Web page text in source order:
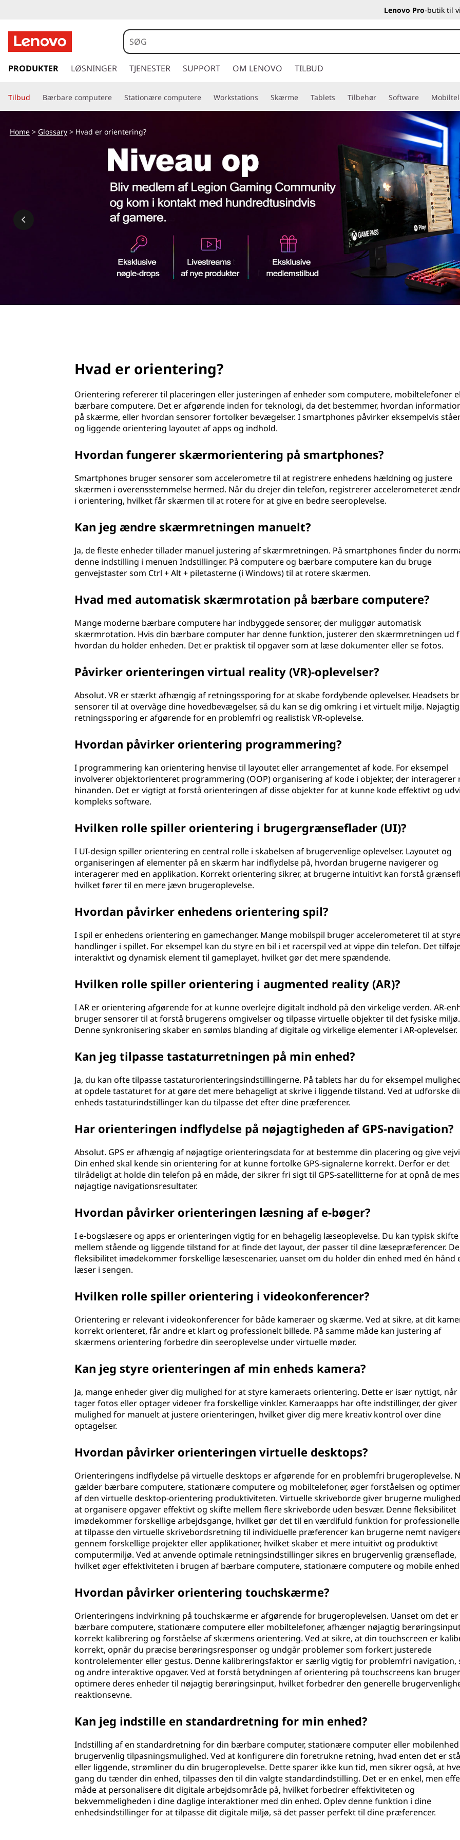
v
a
d
e
Lenovo Pro-butik til
p
n
g
i
PRODUKTER LØSNINGER TJENESTER SUPPORT OM LENOVO TILBUD
Tilbud Bærbare computere Stationære computere Workstations Skærme Tablets Tilbehør Software
Home> Glossary> Hvad er orientering?
Hvad er orientering?
Orientering refererer til placeringen eller justeringen af enheder som computere, mobiltelefoner
bærbare computere. Det er afgørende inden for teknologi, da det bestemmer, hvordan
på skærme, eller hvordan sensorer fortolker bevægelser. I smartphones påvirker eksempelvis
og liggende orientering layoutet af apps og indhold.
Hvordan fungerer skærmorientering på smartphones?
Smartphones bruger sensorer som accelerometre til at registrere enhedens hældning og justere
skærmen i overensstemmelse hermed. Når du drejer din telefon, registrerer accelerometeret
i orientering, hvilket får skærmen til at rotere for at give en bedre seeroplevelse.
Kan jeg ændre skærmretningen manuelt?
Ja, de fleste enheder tillader manuel justering af skærmretningen. På smartphones finder du
denne indstilling i menuen Indstillinger. På computere og bærbare computere kan du bruge
genvejstaster som Ctrl + Alt + piletasterne (i Windows) til at rotere skærmen.
Hvad med automatisk skærmrotation på bærbare computere?
Mange moderne bærbare computere har indbyggede sensorer, der muliggør automatisk
skærmrotation. Hvis din bærbare computer har denne funktion, justerer den skærmretningen ud
hvordan du holder enheden. Det er praktisk til opgaver som at læse dokumenter eller se fotos.
Påvirker orienteringen virtual reality (VR)-oplevelser?
Absolut. VR er stærkt afhængig af retningssporing for at skabe fordybende oplevelser. Headsets
sensorer til at overvåge dine hovedbevægelser, så du kan se dig omkring i et virtuelt miljø. Nøjagtig
retningssporing er afgørende for en problemfri og realistisk VR-oplevelse.
Hvordan påvirker orientering programmering?
I programmering kan orientering henvise til layoutet eller arrangementet af kode. For eksempel
involverer objektorienteret programmering (OOP) organisering af kode i objekter, der interagerer
hinanden. Det er vigtigt at forstå orienteringen af disse objekter for at kunne kode effektivt og
kompleks software.
Hvilken rolle spiller orientering i brugergrænseflader (UI)?
I UI-design spiller orientering en central rolle i skabelsen af brugervenlige oplevelser. Layoutet og
organiseringen af elementer på en skærm har indflydelse på, hvordan brugerne navigerer og
interagerer med en applikation. Korrekt orientering sikrer, at brugerne intuitivt kan forstå
hvilket fører til en mere jævn brugeroplevelse.
Hvordan påvirker enhedens orientering spil?
I spil er enhedens orientering en gamechanger. Mange mobilspil bruger accelerometeret til at
handlinger i spillet. For eksempel kan du styre en bil i et racerspil ved at vippe din telefon. Det
interaktivt og dynamisk element til gameplayet, hvilket gør det mere spændende.
Hvilken rolle spiller orientering i augmented reality (AR)?
I AR er orientering afgørende for at kunne overlejre digitalt indhold på den virkelige verden. AR-
bruger sensorer til at forstå brugerens omgivelser og tilpasse virtuelle objekter til det fysiske miljø.
Denne synkronisering skaber en sømløs blanding af digitale og virkelige elementer i AR-oplevelser.
Kan jeg tilpasse tastaturretningen på min enhed?
Ja, du kan ofte tilpasse tastaturorienteringsindstillingerne. På tablets har du for eksempel
at opdele tastaturet for at gøre det mere behageligt at skrive i liggende tilstand. Ved at udforske
enheds tastaturindstillinger kan du tilpasse det efter dine præferencer.
Har orienteringen indflydelse på nøjagtigheden af GPS-navigation?
Absolut. GPS er afhængig af nøjagtige orienteringsdata for at bestemme din placering og give
Din enhed skal kende sin orientering for at kunne fortolke GPS-signalerne korrekt. Derfor er det
tilrådeligt at holde din telefon på en måde, der sikrer fri sigt til GPS-satellitterne for at opnå de
nøjagtige navigationsresultater.
Hvordan påvirker orienteringen læsning af e-bøger?
I e-bogslæsere og apps er orienteringen vigtig for en behagelig læseoplevelse. Du kan typisk skifte
mellem stående og liggende tilstand for at finde det layout, der passer til dine læsepræferencer.
fleksibilitet imødekommer forskellige læsescenarier, uanset om du holder din enhed med én hånd
læser i sengen.
Hvilken rolle spiller orientering i videokonferencer?
Orientering er relevant i videokonferencer for både kameraer og skærme. Ved at sikre, at dit
korrekt orienteret, får andre et klart og professionelt billede. På samme måde kan justering af
skærmens orientering forbedre din seeroplevelse under virtuelle møder.
Kan jeg styre orienteringen af min enheds kamera?
Ja, mange enheder giver dig mulighed for at styre kameraets orientering. Dette er især nyttigt, når
tager fotos eller optager videoer fra forskellige vinkler. Kameraapps har ofte indstillinger, der giver
mulighed for manuelt at justere orienteringen, hvilket giver dig mere kreativ kontrol over dine
optagelser.
Hvordan påvirker orienteringen virtuelle desktops?
Orienteringens indflydelse på virtuelle desktops er afgørende for en problemfri brugeroplevelse.
gælder bærbare computere, stationære computere og mobiltelefoner, øger forståelsen og
af den virtuelle desktop-orientering produktiviteten. Virtuelle skriveborde giver brugerne
at organisere opgaver effektivt og skifte mellem flere skriveborde uden besvær. Denne fleksibilitet
imødekommer forskellige arbejdsgange, hvilket gør det til en værdifuld funktion for
at tilpasse den virtuelle skrivebordsretning til individuelle præferencer kan brugerne nemt
gennem forskellige projekter eller applikationer, hvilket skaber et mere intuitivt og produktivt
computermiljø. Ved at anvende optimale retningsindstillinger sikres en brugervenlig grænseflade,
hvilket øger effektiviteten i brugen af bærbare computere, stationære computere og mobile
Hvordan påvirker orientering touchskærme?
Orienteringens indvirkning på touchskærme er afgørende for brugeroplevelsen. Uanset om det er
bærbare computere, stationære computere eller mobiltelefoner, afhænger nøjagtig
korrekt kalibrering og forståelse af skærmens orientering. Ved at sikre, at din touchscreen er
korrekt, opnår du præcise berøringsresponser og undgår problemer som forkert justerede
kontrolelementer eller gestus. Denne kalibreringsfaktor er særlig vigtig for problemfri navigation,
og andre interaktive opgaver. Ved at forstå betydningen af orientering på touchscreens kan
optimere deres enheder til nøjagtig berøringsinput, hvilket forbedrer den generelle
reaktionsevne.
Kan jeg indstille en standardretning for min enhed?
Indstilling af en standardretning for din bærbare computer, stationære computer eller mobilenhed
brugervenlig tilpasningsmulighed. Ved at konfigurere din foretrukne retning, hvad enten det er
eller liggende, strømliner du din brugeroplevelse. Dette sparer ikke kun tid, men sikrer også, at
gang du tænder din enhed, tilpasses den til din valgte standardindstilling. Det er en enkel, men
måde at personalisere dit digitale arbejdsområde på, hvilket forbedrer effektiviteten og
bekvemmeligheden i dine daglige interaktioner med din enhed. Oplev denne funktion i dine
enhedsindstillinger for at tilpasse dit digitale miljø, så det passer perfekt til dine præferencer.